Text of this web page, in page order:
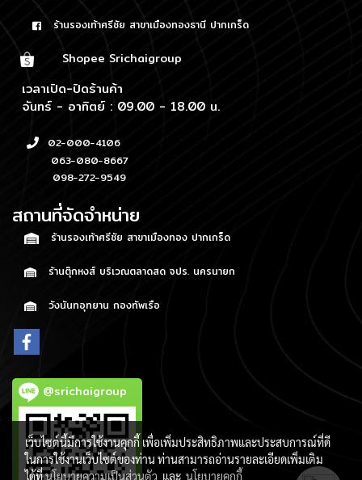
ร้านรองเท้าศรีชัย สาขาเมืองทองธานี ปากเกร็ด
Shopee Srichaigroup
เวลาเปิด-ปิดร้านค้า
จันทร์ - อาทิตย์ : 09.00 - 18.00 น.
02-000-4106
063-080-8667
098-272-9549
สถานที่จัดจำหน่าย
ร้านรองเท้าศรีชัย สาขาเมืองทอง ปากเกร็ด
ร้านตุ๊กหงส์ บริเวณตลาดสด จปร. นครนายก
วังนันทอุทยาน กองทัพเรือ
@srichaigroup
เว็บไซต์นี้มีการใช้งานคุกกี้ เพื่อเพิ่มประสิทธิภาพและประสบการณ์ที่ดี
ในการใช้งานเว็บไซต์ของท่าน ท่านสามารถอ่านรายละเอียดเพิ่มเติม
ได้ที่นโยบายความเป็นส่วนตัว และ นโยบายคุกกี้